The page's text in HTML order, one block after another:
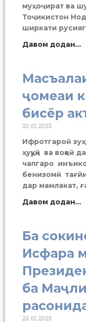
муҳоҷират ва
Тоҷикистон
ширкати
Давом додан...
ҷомеаи
бисёр
20.01.2025
Ифротгароӣ
ҳуқуқӣ ва воқеӣ
чапгаро
бенизомӣ
дар мамлакат,
Давом додан...
Ба
Исфара
ба
20.01.2025